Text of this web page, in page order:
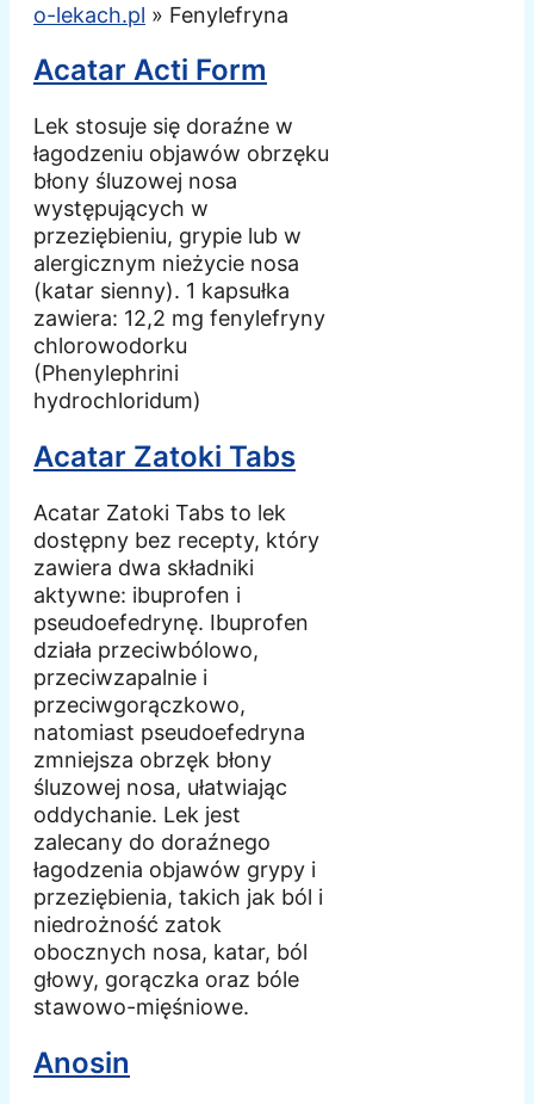
o-lekach.pl » Fenylefryna
Acatar Acti Form
Lek stosuje się doraźne w
łagodzeniu objawów obrzęku
błony śluzowej nosa
występujących w
przeziębieniu, grypie lub w
alergicznym nieżycie nosa
(katar sienny). 1 kapsułka
zawiera: 12,2 mg fenylefryny
chlorowodorku
(Phenylephrini
hydrochloridum)
Acatar Zatoki Tabs
Acatar Zatoki Tabs to lek
dostępny bez recepty, który
zawiera dwa składniki
aktywne: ibuprofen i
pseudoefedrynę. Ibuprofen
działa przeciwbólowo,
przeciwzapalnie i
przeciwgorączkowo,
natomiast pseudoefedryna
zmniejsza obrzęk błony
śluzowej nosa, ułatwiając
oddychanie. Lek jest
zalecany do doraźnego
łagodzenia objawów grypy i
przeziębienia, takich jak ból i
niedrożność zatok
obocznych nosa, katar, ból
głowy, gorączka oraz bóle
stawowo-mięśniowe.
Anosin